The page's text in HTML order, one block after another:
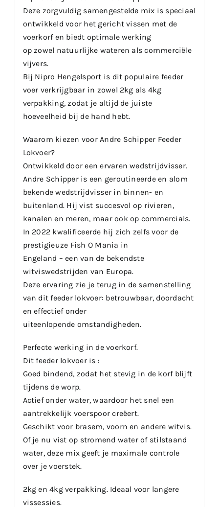
Deze zorgvuldig samengestelde mix is speciaal
ontwikkeld voor het gericht vissen met de
voerkorf en biedt optimale werking
op zowel natuurlijke wateren als commerciële
vijvers.
Bij Nipro Hengelsport is dit populaire feeder
voer verkrijgbaar in zowel 2kg als 4kg
verpakking, zodat je altijd de juiste
hoeveelheid bij de hand hebt.
Waarom kiezen voor Andre Schipper Feeder
Lokvoer?
Ontwikkeld door een ervaren wedstrijdvisser.
Andre Schipper is een geroutineerde en alom
bekende wedstrijdvisser in binnen- en
buitenland. Hij vist succesvol op rivieren,
kanalen en meren, maar ook op commercials.
In 2022 kwalificeerde hij zich zelfs voor de
prestigieuze Fish O Mania in
Engeland – een van de bekendste
witviswedstrijden van Europa.
Deze ervaring zie je terug in de samenstelling
van dit feeder lokvoer: betrouwbaar, doordacht
en effectief onder
uiteenlopende omstandigheden.
Perfecte werking in de voerkorf.
Dit feeder lokvoer is :
Goed bindend, zodat het stevig in de korf blijft
tijdens de worp.
Actief onder water, waardoor het snel een
aantrekkelijk voerspoor creëert.
Geschikt voor brasem, voorn en andere witvis.
Of je nu vist op stromend water of stilstaand
water, deze mix geeft je maximale controle
over je voerstek.
2kg en 4kg verpakking. Ideaal voor langere
vissessies.